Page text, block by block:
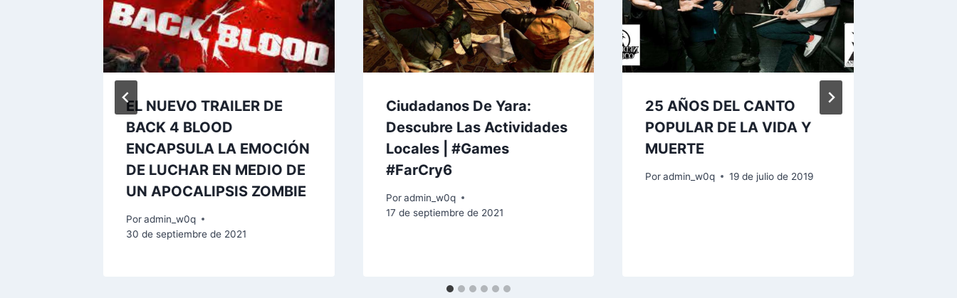
EL NUEVO TRAILER DE
BACK 4 BLOOD
ENCAPSULA LA EMOCIÓN
DE LUCHAR EN MEDIO DE
UN APOCALIPSIS ZOMBIE
Poradmin_w0q
30 de septiembre de 2021
Ciudadanos De Yara:
Descubre Las Actividades
Locales | #Games
#FarCry6
Por admin_w0q
17 de septiembre de 2021
25 AÑOS DEL CANTO
POPULAR DE LA VIDA Y
MUERTE
Por admin_w0q 19 de julio de 2019